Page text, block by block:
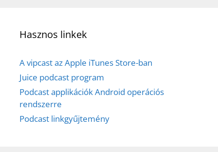
Hasznos linkek
A vipcast az Apple iTunes Store-ban
Juice podcast program
Podcast applikációk Android operációs
rendszerre
Podcast linkgyűjtemény